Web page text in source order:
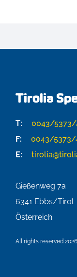
Tirolia
T:
0043/5373/
F:
0043/5373/
E:
Gießenweg 7a
6341 Ebbs/Tirol
Österreich
All rights reserved